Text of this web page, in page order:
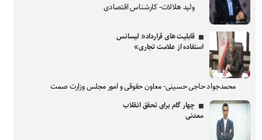
ولید هلالات- کارشناس اقتصادی
قابلیت های قرارداد« لیسانس
استفاده از علامت تجاری»
محمدجواد حاجی حسینی- معاون حقوقی و امور مجلس وزارت صمت
چهار گام برای تحقق انقلاب
معدنی